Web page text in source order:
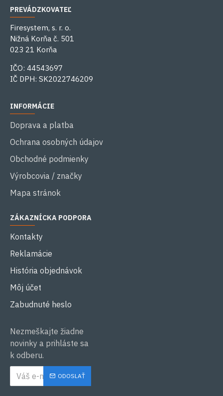
PREVÁDZKOVATEĽ
Firesystem, s. r. o.
Nižná Korňa č. 501
023 21 Korňa
IČO: 44543697
IČ DPH: SK2022746209
INFORMÁCIE
Doprava a platba
Ochrana osobných údajov
Obchodné podmienky
Výrobcovia / značky
Mapa stránok
ZÁKAZNÍCKA PODPORA
Kontakty
Reklamácie
História objednávok
Môj účet
Zabudnuté heslo
Nezmeškajte žiadne
novinky a prihláste sa
k odberu.
ODOSLAŤ